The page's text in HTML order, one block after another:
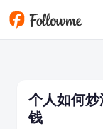
跳转到主要内容
个人如何
钱